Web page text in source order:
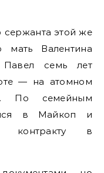
сержанта этой же
мать Валентина
Павел семь лет
— на атомном
По семейным
в Майкоп и
контракту в